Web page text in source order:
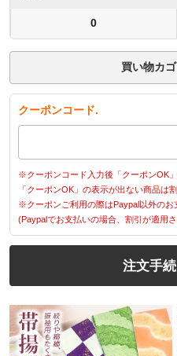
0
買い物カ
クーポンコード.
※クーポンコード入力後「クーポンOK
「クーポンOK」の表示が出ない商品は
※クーポンご利用の際はPaypal以外のお
(Paypalでお支払いの場合、割引が適用
注文手